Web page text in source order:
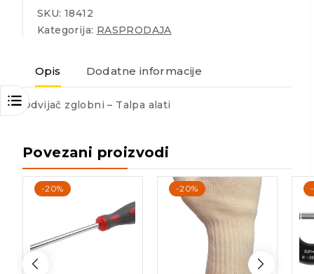
SKU: 18412
Kategorija: RASPRODAJA
Opis Dodatne informacije
Odvijač zglobni – Talpa alati
Povezani proizvodi
-20% -20%